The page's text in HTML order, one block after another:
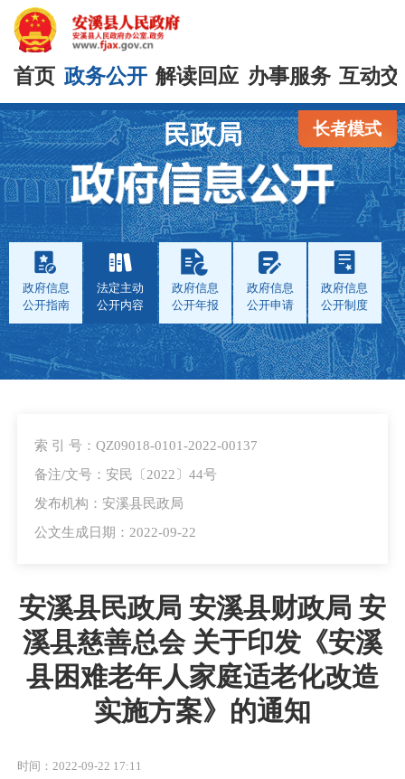
首页 政务公开 解读回应 办事服务 互动
长者模式
民政局
政府信息
公开指南
法定主动
公开内容
政府信息
公开年报
政府信息
公开申请
政府信息
公开制度
索 引 号：QZ09018-0101-2022-00137
备注/文号：安民〔2022〕44号
发布机构：安溪县民政局
公文生成日期：2022-09-22
安溪县民政局 安溪县财政局 安
溪县慈善总会 关于印发《安溪
县困难老年人家庭适老化改造
实施方案》的通知
时间：2022-09-22 17:11